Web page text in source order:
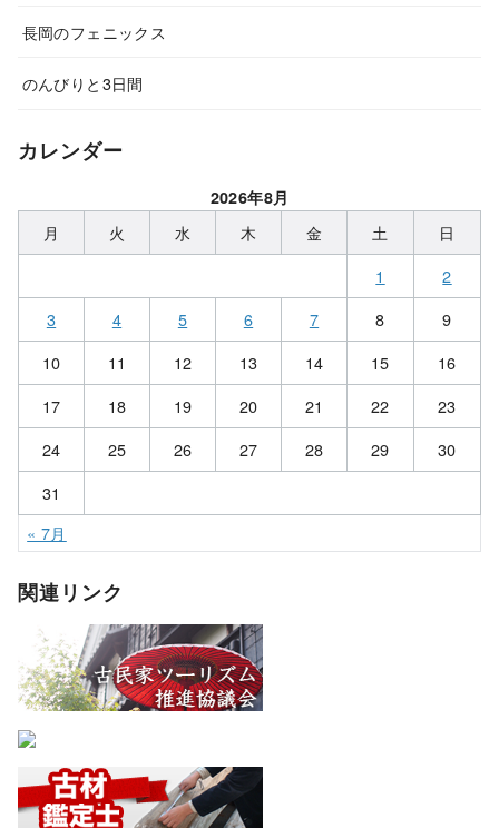
長岡のフェニックス
のんびりと3日間
カレンダー
2026年8月
月 火 水 木 金 土
日
1
2
3
4 5 6 7 8
9
10
11 12 13 14 15
16
17
18 19 20 21 22
23
24
25 26 27 28 29
30
31
« 7月
関連リンク